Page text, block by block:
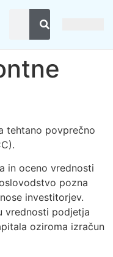
tehtano povprečno
in oceno vrednosti
pozna
investitorjev.
vrednosti podjetja
oziroma izračun